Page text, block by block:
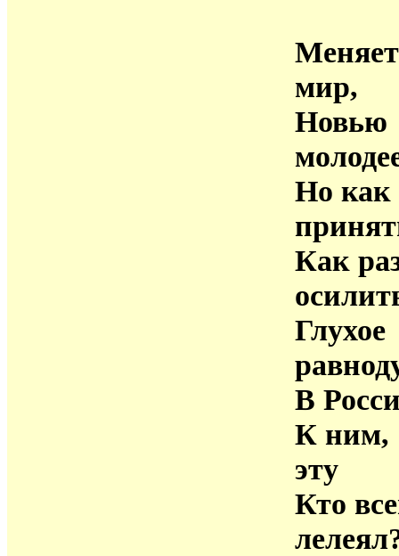
мир,
Новью
Но как
Как
Глухое
В
К ним,
эту
Кто